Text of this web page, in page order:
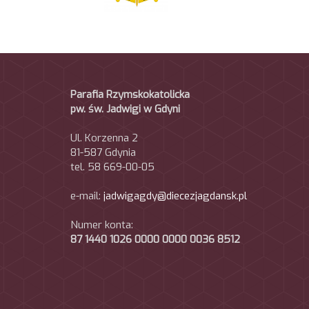
Parafia Rzymskokatolicka
pw. św. Jadwigi w Gdyni
Ul. Korzenna 2
81-587 Gdynia
tel. 58 669-00-05
e-mail: jadwigagdy@diecezjagdansk.pl
Numer konta:
87 1440 1026 0000 0000 0036 8512